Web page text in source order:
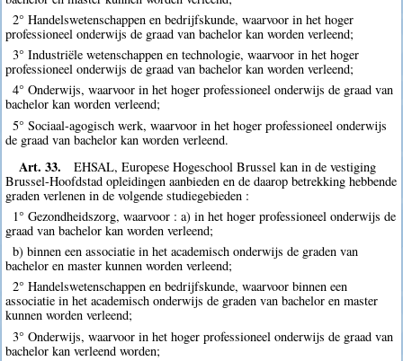
2° Handelswetenschappen en bedrijfskunde, waarvoor in het hoger
professioneel onderwijs de graad van bachelor kan worden verleend;
3° Industriële wetenschappen en technologie, waarvoor in het hoger
professioneel onderwijs de graad van bachelor kan worden verleend;
4° Onderwijs, waarvoor in het hoger professioneel onderwijs de graad van
bachelor kan worden verleend;
5° Sociaal-agogisch werk, waarvoor in het hoger professioneel onderwijs
de graad van bachelor kan worden verleend.
Art. 33.
EHSAL, Europese Hogeschool Brussel kan in de vestiging
Brussel-Hoofdstad opleidingen aanbieden en de daarop betrekking hebbende
graden verlenen in de volgende studiegebieden :
1° Gezondheidszorg, waarvoor : a) in het hoger professioneel onderwijs de
graad van bachelor kan worden verleend;
b) binnen een associatie in het academisch onderwijs de graden van
bachelor en master kunnen worden verleend;
2° Handelswetenschappen en bedrijfskunde, waarvoor binnen een
associatie in het academisch onderwijs de graden van bachelor en master
kunnen worden verleend;
3° Onderwijs, waarvoor in het hoger professioneel onderwijs de graad van
bachelor kan verleend worden;